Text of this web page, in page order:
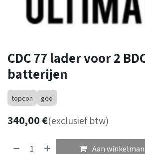
CDC 77 lader voor 2
batterijen
topcon geo
340,00€(exclusief btw)
Aan